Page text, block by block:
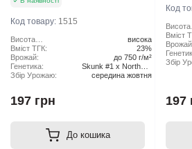
Код товару: 1515
Висота
рослини:
висока
Вміст ТГК:
23%
Врожай:
до 750 г/м²
Генетика:
Skunk #1 x Northern
Lights x Haze
Збір Урожаю: середина жовтня
197 грн
До кошика
Код
Висота
Вміст
Збір
197